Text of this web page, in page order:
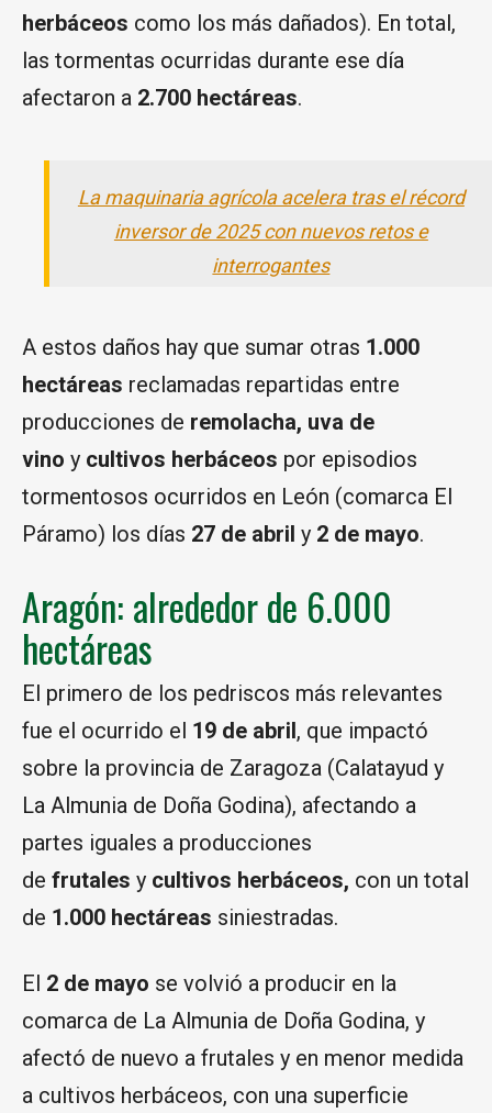
herbáceos como los más dañados). En total,
las tormentas ocurridas durante ese día
afectaron a 2.700 hectáreas.
La maquinaria agrícola acelera tras el récord
inversor de 2025 con nuevos retos e
interrogantes
A estos daños hay que sumar otras 1.000
hectáreas reclamadas repartidas entre
producciones de remolacha, uva de
vino y cultivos herbáceos por episodios
tormentosos ocurridos en León (comarca El
Páramo) los días 27 de abril y 2 de mayo.
Aragón: alrededor de 6.000
hectáreas
El primero de los pedriscos más relevantes
fue el ocurrido el 19 de abril, que impactó
sobre la provincia de Zaragoza (Calatayud y
La Almunia de Doña Godina), afectando a
partes iguales a producciones
de frutales y cultivos herbáceos, con un total
de 1.000 hectáreas siniestradas.
El 2 de mayo se volvió a producir en la
comarca de La Almunia de Doña Godina, y
afectó de nuevo a frutales y en menor medida
a cultivos herbáceos, con una superficie